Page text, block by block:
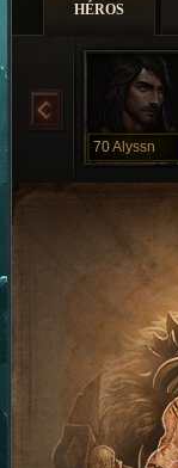
HÉROS
70Alyssn